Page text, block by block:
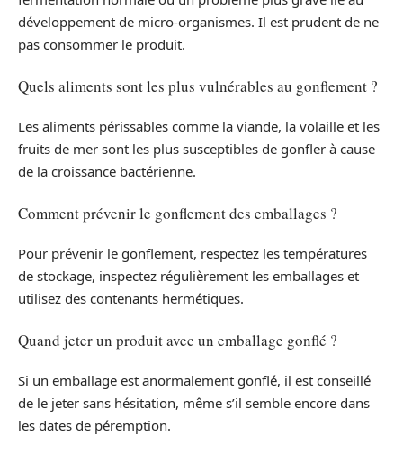
développement de micro-organismes. Il est prudent de ne
pas consommer le produit.
Quels aliments sont les plus vulnérables au gonflement ?
Les aliments périssables comme la viande, la volaille et les
fruits de mer sont les plus susceptibles de gonfler à cause
de la croissance bactérienne.
Comment prévenir le gonflement des emballages ?
Pour prévenir le gonflement, respectez les températures
de stockage, inspectez régulièrement les emballages et
utilisez des contenants hermétiques.
Quand jeter un produit avec un emballage gonflé ?
Si un emballage est anormalement gonflé, il est conseillé
de le jeter sans hésitation, même s’il semble encore dans
les dates de péremption.